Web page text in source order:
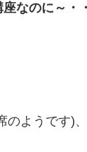
なのに～
ようです)